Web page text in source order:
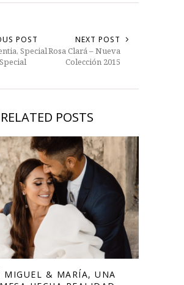
POST
Special
NEXT POST
Rosa Clará – Nueva
Colección 2015
RELATED POSTS
MIGUEL & MARÍA, UNA